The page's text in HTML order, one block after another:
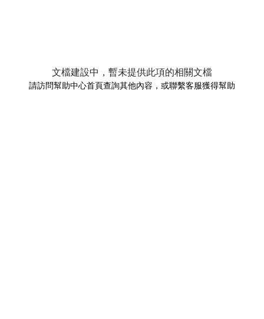
文檔建設中，暫未提供此項的相關文檔
請訪問幫助中心首頁查詢其他內容，或聯繫客服獲得幫助